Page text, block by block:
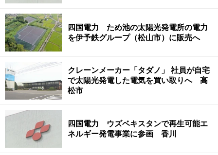
四国電力 ため池の太陽光発電所の電力
を伊予鉄グループ（松山市）に販売へ
クレーンメーカー「タダノ」 社員が自宅
で太陽光発電した電気を買い取りへ 高
松市
四国電力 ウズベキスタンで再生可能エ
ネルギー発電事業に参画 香川